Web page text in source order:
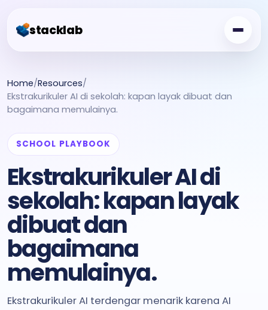
stacklab
Free Class
Creator Garden
For Schools
Home/Resources/
Ekstrakurikuler AI di sekolah: kapan layak dibuat dan
bagaimana memulainya.
SCHOOL PLAYBOOK
Ekstrakurikuler AI di
sekolah: kapan layak
dibuat dan
bagaimana
memulainya.
Ekstrakurikuler AI terdengar menarik karena AI